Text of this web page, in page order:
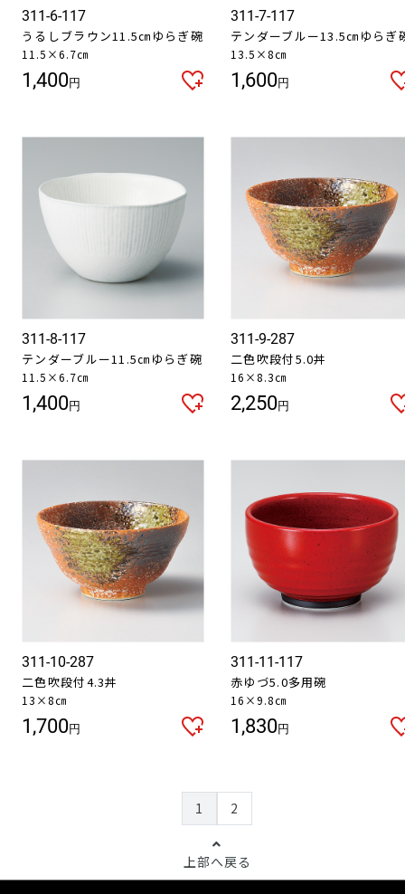
311-6-117
うるしブラウン11.5㎝ゆらぎ碗
11.5×6.7㎝
1,400円
311-7-117
テンダーブルー13.5㎝ゆらぎ
13.5×8㎝
1,600円
311-8-117
テンダーブルー11.5㎝ゆらぎ碗
11.5×6.7㎝
1,400円
311-9-287
二色吹段付5.0丼
16×8.3㎝
2,250円
311-10-287
二色吹段付4.3丼
13×8㎝
1,700円
311-11-117
赤ゆづ5.0多用碗
16×9.8㎝
1,830円
1 2
上部へ戻る